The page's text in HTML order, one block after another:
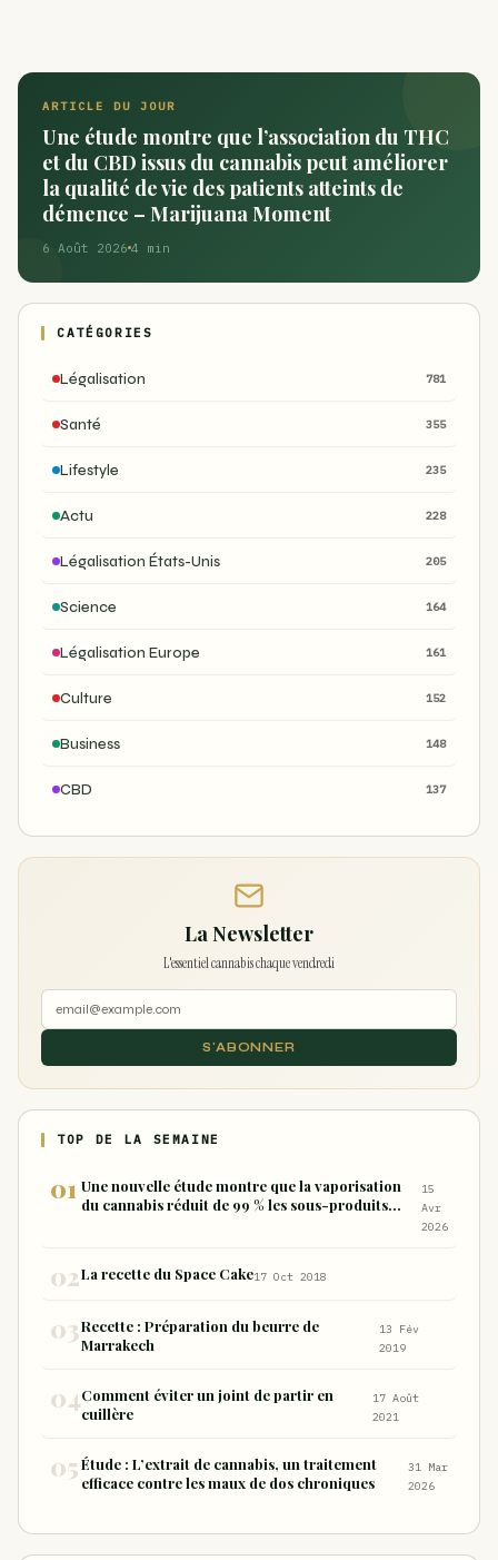
ARTICLE DU JOUR
Une étude montre que l’association du THC
et du CBD issus du cannabis peut améliorer
la qualité de vie des patients atteints de
démence – Marijuana Moment
6 Août 2026 4 min
CATÉGORIES
Légalisation 781
Santé 355
Lifestyle 235
Actu 228
Légalisation États-Unis 205
Science 164
Légalisation Europe 161
Culture 152
Business 148
CBD 137
La Newsletter
L'essentiel cannabis chaque vendredi
S'ABONNER
TOP DE LA SEMAINE
Une nouvelle étude montre que la vaporisation
du cannabis réduit de 99 % les sous-produits
15
Avr
2026
La recette du Space Cake17 Oct 2018
Recette : Préparation du beurre de
Marrakech
13 Fév
2019
Comment éviter un joint de partir en
cuillère
17 Août
2021
Étude : L’extrait de cannabis, un traitement
efficace contre les maux de dos chroniques
31 Mar
2026